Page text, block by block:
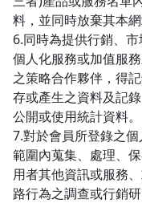
料，並同時放棄其本
6.同時為提供行銷、
個人化服務或加值服
之策略合作夥伴，得
存或產生之資料及記
公開或使用統計資料。
7.對於會員所登錄之
範圍內蒐集、處理、
用者其他資訊或服務
路行為之調查或行銷研